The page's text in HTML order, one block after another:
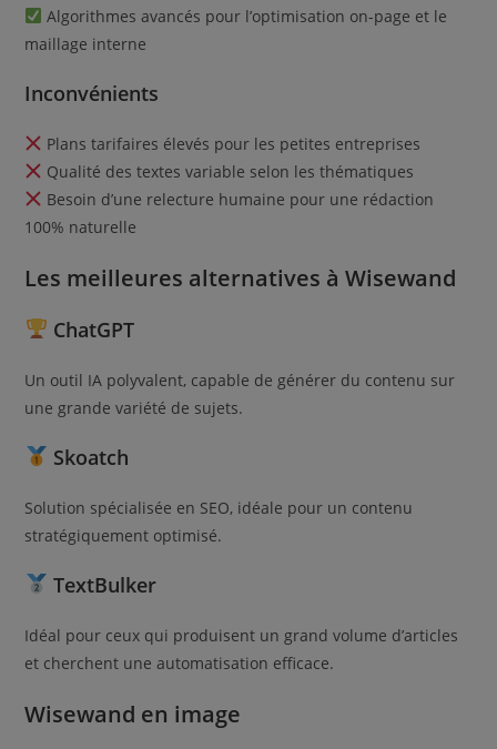
Algorithmes avancés pour l’optimisation on-page et le
maillage interne
Inconvénients
Plans tarifaires élevés pour les petites entreprises
Qualité des textes variable selon les thématiques
Besoin d’une relecture humaine pour une rédaction
100% naturelle
Les meilleures alternatives à Wisewand
ChatGPT
Un outil IA polyvalent, capable de générer du contenu sur
une grande variété de sujets.
Skoatch
Solution spécialisée en SEO, idéale pour un contenu
stratégiquement optimisé.
TextBulker
Idéal pour ceux qui produisent un grand volume d’articles
et cherchent une automatisation efficace.
Wisewand en image